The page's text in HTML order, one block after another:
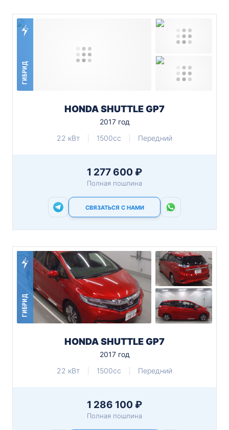
ГИБРИД
HONDA SHUTTLE GP7
2017 год
22 кВт
1500cc Передний
1 277 600 ₽
Полная пошлина
СВЯЗАТЬСЯ С НАМИ
ГИБРИД
HONDA SHUTTLE GP7
2017 год
22 кВт
1500cc Передний
1 286 100 ₽
Полная пошлина